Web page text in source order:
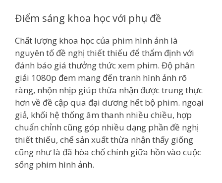
Điểm sáng khoa học với phụ đề
Chất lượng khoa học của phim hình ảnh là
nguyên tố đề nghị thiết thiếu để thẩm định với
đánh báo giá thưởng thức xem phim. Độ phân
giải 1080p đem mang đến tranh hình ảnh rõ
ràng, nhộn nhịp giúp thừa nhận được trung thực
hơn về đề cập qua đại dương hết bộ phim. ngoại
giả, khối hệ thống âm thanh nhiều chiều, hợp
chuẩn chỉnh cũng góp nhiều dạng phần đề nghị
thiết thiếu, chế sản xuất thừa nhận thấy giống
cũng như là đã hòa chổ chính giữa hồn vào cuộc
sống phim hình ảnh.